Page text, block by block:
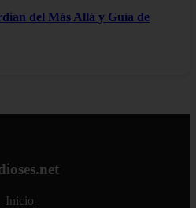
del Más Allá y Guía de
Inicio